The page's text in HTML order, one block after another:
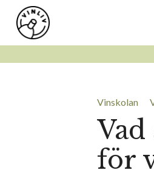
Hoppa
innehåll
Vinskolan
för